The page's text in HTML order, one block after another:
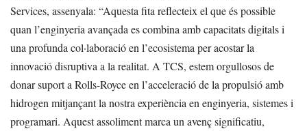
Services, assenyala: “Aquesta fita reflecteix el que és possible
quan l’enginyeria avançada es combina amb capacitats digitals i
una profunda col·laboració en l’ecosistema per acostar la
innovació disruptiva a la realitat. A TCS, estem orgullosos de
donar suport a Rolls-Royce en l’acceleració de la propulsió amb
hidrogen mitjançant la nostra experiència en enginyeria, sistemes i
programari. Aquest assoliment marca un avenç significatiu,